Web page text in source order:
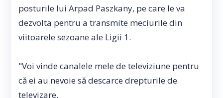
posturile lui Arpad Paszkany, pe care le va
dezvolta pentru a transmite meciurile din
viitoarele sezoane ale Ligii 1.
"Voi vinde canalele mele de televiziune pentru
că ei au nevoie să descarce drepturile de
televizare.